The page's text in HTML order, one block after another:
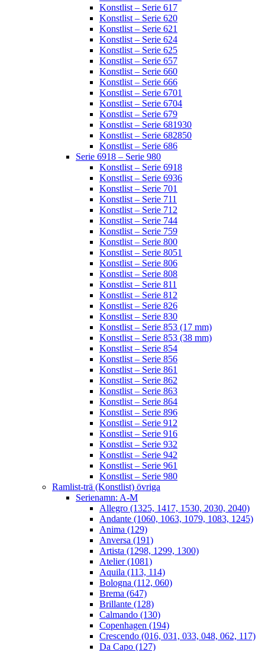
Konstlist – Serie 617
Konstlist – Serie 620
Konstlist – Serie 621
Konstlist – Serie 624
Konstlist – Serie 625
Konstlist – Serie 657
Konstlist – Serie 660
Konstlist – Serie 666
Konstlist – Serie 6701
Konstlist – Serie 6704
Konstlist – Serie 679
Konstlist – Serie 681930
Konstlist – Serie 682850
Konstlist – Serie 686
Serie 6918 – Serie 980
Konstlist – Serie 6918
Konstlist – Serie 6936
Konstlist – Serie 701
Konstlist – Serie 711
Konstlist – Serie 712
Konstlist – Serie 744
Konstlist – Serie 759
Konstlist – Serie 800
Konstlist – Serie 8051
Konstlist – Serie 806
Konstlist – Serie 808
Konstlist – Serie 811
Konstlist – Serie 812
Konstlist – Serie 826
Konstlist – Serie 830
Konstlist – Serie 853 (17 mm)
Konstlist – Serie 853 (38 mm)
Konstlist – Serie 854
Konstlist – Serie 856
Konstlist – Serie 861
Konstlist – Serie 862
Konstlist – Serie 863
Konstlist – Serie 864
Konstlist – Serie 896
Konstlist – Serie 912
Konstlist – Serie 916
Konstlist – Serie 932
Konstlist – Serie 942
Konstlist – Serie 961
Konstlist – Serie 980
Ramlist-trä (Konstlist) övriga
Serienamn: A-M
Allegro (1325, 1417, 1530, 2030, 2040)
Andante (1060, 1063, 1079, 1083, 1245)
Anima (129)
Anversa (191)
Artista (1298, 1299, 1300)
Atelier (1081)
Aquila (113, 114)
Bologna (112, 060)
Brema (647)
Brillante (128)
Calmando (130)
Copenhagen (194)
Crescendo (016, 031, 033, 048, 062, 117)
Da Capo (127)